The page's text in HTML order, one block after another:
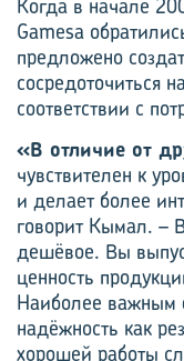
Когда в начале
Gamesa
предложено
сосредоточиться
соответствии с
«В отличие от
чувствителен к
и делает более
говорит Кымал. –
дешёвое. Вы
ценность
Наиболее важным
надёжность как
хорошей работы